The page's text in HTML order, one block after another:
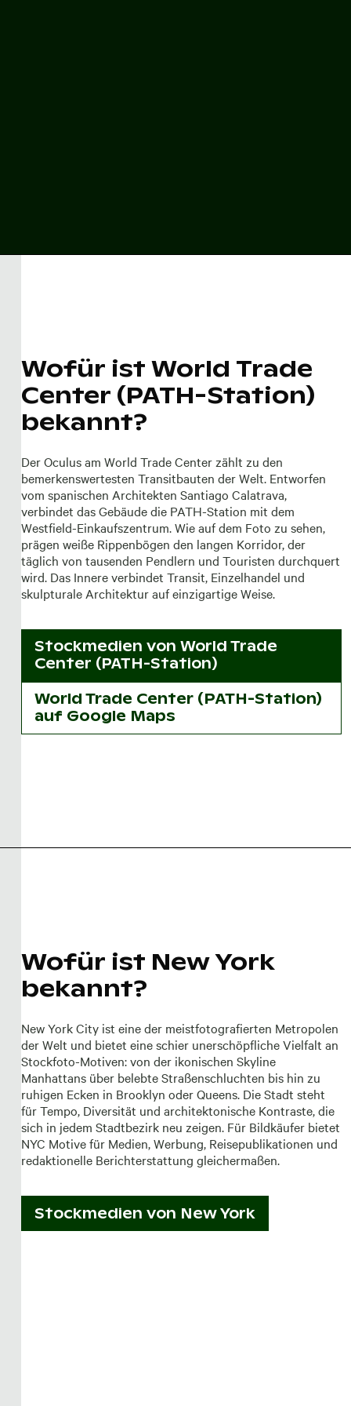
Wofür ist World Trade
Center (PATH-Station)
bekannt?
Der Oculus am World Trade Center zählt zu den
bemerkenswertesten Transitbauten der Welt. Entworfen
vom spanischen Architekten Santiago Calatrava,
verbindet das Gebäude die PATH-Station mit dem
Westfield-Einkaufszentrum. Wie auf dem Foto zu sehen,
prägen weiße Rippenbögen den langen Korridor, der
täglich von tausenden Pendlern und Touristen durchquert
wird. Das Innere verbindet Transit, Einzelhandel und
skulpturale Architektur auf einzigartige Weise.
Stockmedien von World Trade
Center (PATH-Station)
World Trade Center (PATH-Station)
auf Google Maps
Wofür ist New York
bekannt?
New York City ist eine der meistfotografierten Metropolen
der Welt und bietet eine schier unerschöpfliche Vielfalt an
Stockfoto-Motiven: von der ikonischen Skyline
Manhattans über belebte Straßenschluchten bis hin zu
ruhigen Ecken in Brooklyn oder Queens. Die Stadt steht
für Tempo, Diversität und architektonische Kontraste, die
sich in jedem Stadtbezirk neu zeigen. Für Bildkäufer bietet
NYC Motive für Medien, Werbung, Reisepublikationen und
redaktionelle Berichterstattung gleichermaßen.
Stockmedien von New York